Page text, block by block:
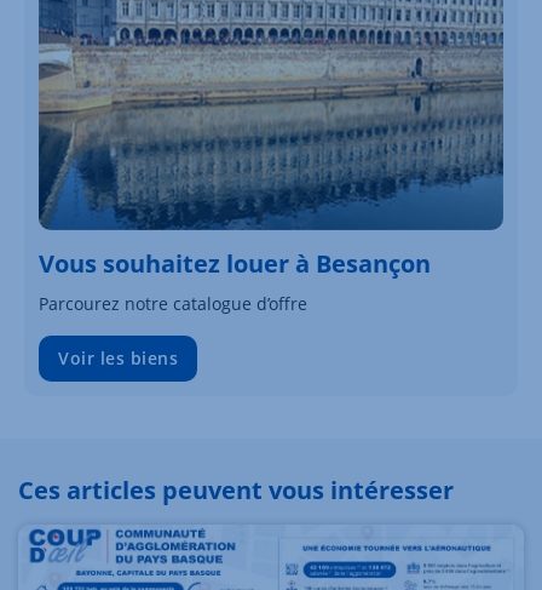
Vous souhaitez louer à Besançon
Parcourez notre catalogue d’offre
Voir les biens
Ces articles peuvent vous intéresser